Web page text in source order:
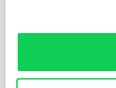
Dieses Kunststoff-